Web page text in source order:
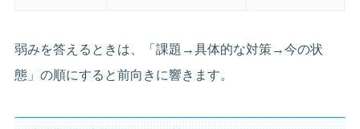
弱みを答えるときは、「課題→具体的な対策→今の状
態」の順にすると前向きに響きます。